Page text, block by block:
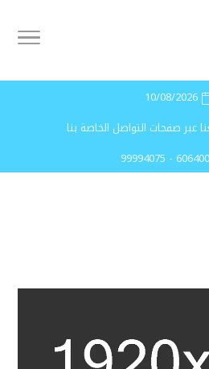
10/08/2026
عبر صفحات التواصل الخاصة بنا
99994075 -